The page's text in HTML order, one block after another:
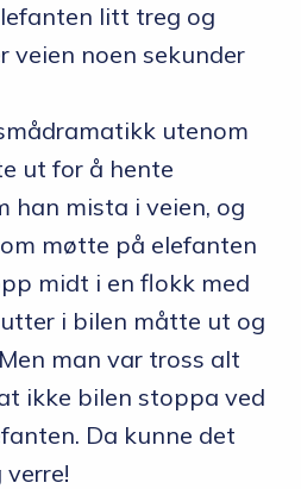
litt treg og
veien noen sekunder
utenom
ut for å hente
han mista i veien, og
møtte på elefanten
midt i en flokk med
i bilen måtte ut og
man var tross alt
ikke bilen stoppa ved
Da kunne det